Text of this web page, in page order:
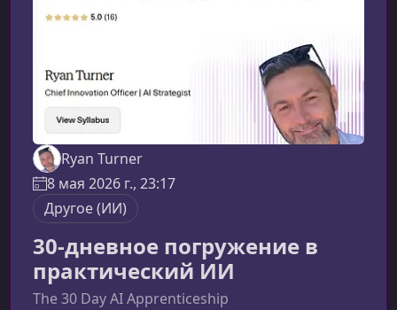
Ryan Turner
8 мая 2026 г., 23:17
Другое (ИИ)
30-дневное погружение в
практический ИИ
The 30 Day AI Apprenticeship